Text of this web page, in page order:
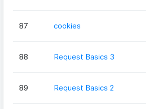
87 cookies
88 Request Basics 3
89 Request Basics 2